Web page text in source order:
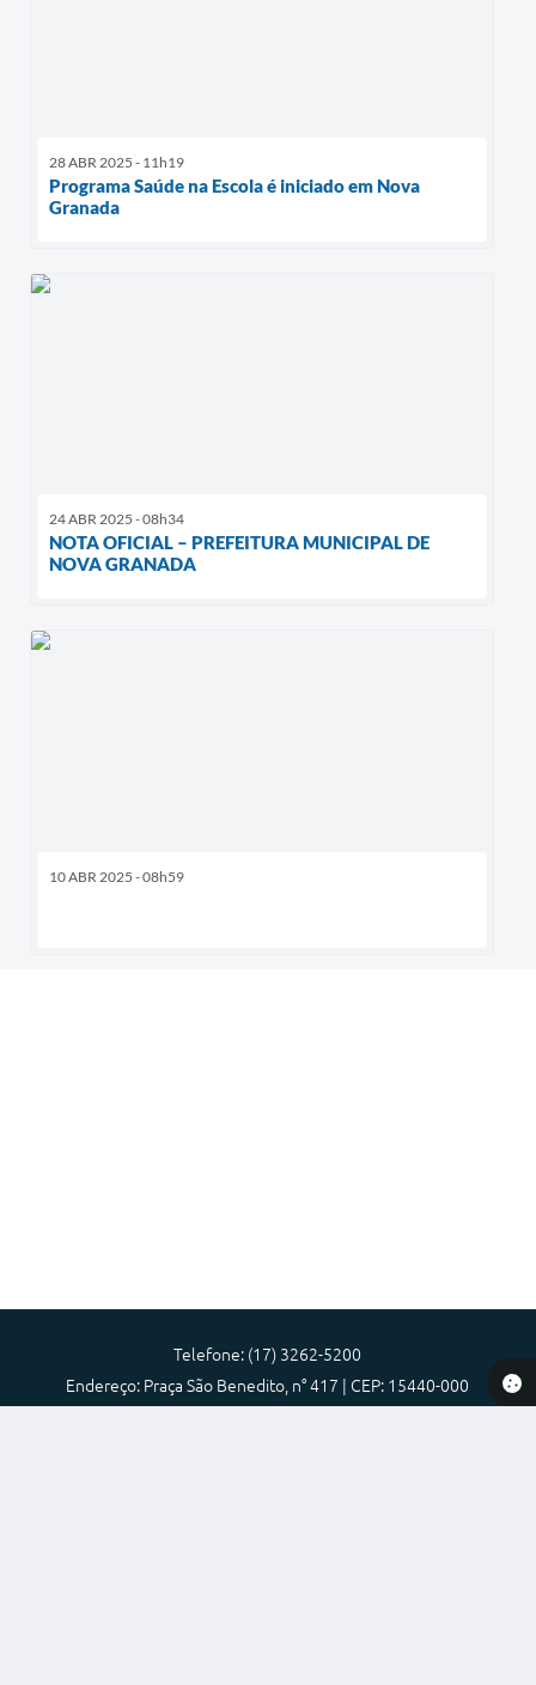
28 ABR 2025 - 11h19
Programa Saúde na Escola é iniciado em Nova
Granada
24 ABR 2025 - 08h34
NOTA OFICIAL – PREFEITURA MUNICIPAL DE
NOVA GRANADA
10 ABR 2025 - 08h59
Telefone: (17) 3262-5200
Endereço: Praça São Benedito, n° 417 | CEP: 15440-000